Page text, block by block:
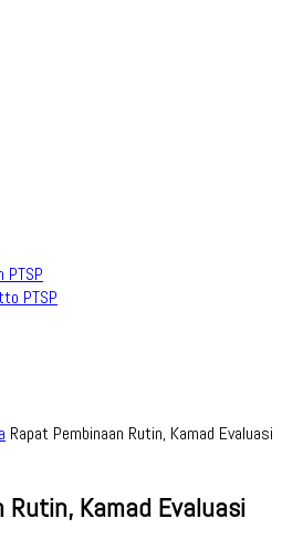
PTSP
PTSP
Rapat Pembinaan Rutin, Kamad Evaluasi
Kamad Evaluasi